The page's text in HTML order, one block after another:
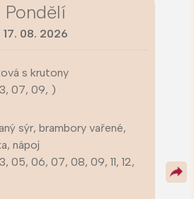
Pondělí
17. 08. 2026
s krutony
07, 09, )
sýr, brambory vařené,
nápoj
05, 06, 07, 08, 09, 11, 12,